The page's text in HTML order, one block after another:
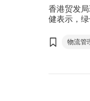
香港贸发
健表示，
新功能以
流方案则
物流管